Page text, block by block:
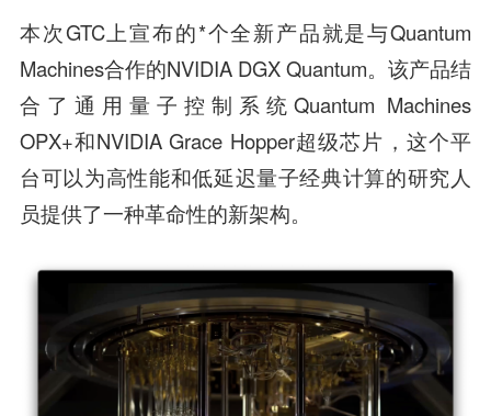
本次GTC上宣布的*个全新产品就是与Quantum
Machines合作的NVIDIA DGX Quantum。该产品结
合了通用量子控制系统Quantum Machines
OPX+和NVIDIA Grace Hopper超级芯片，这个平
台可以为高性能和低延迟量子经典计算的研究人
员提供了一种革命性的新架构。